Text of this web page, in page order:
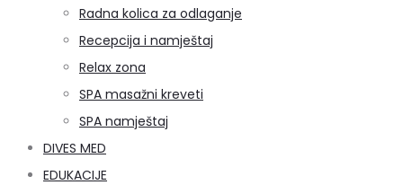
Radna kolica za odlaganje
Recepcija i namještaj
Relax zona
SPA masažni kreveti
SPA namještaj
DIVES MED
EDUKACIJE